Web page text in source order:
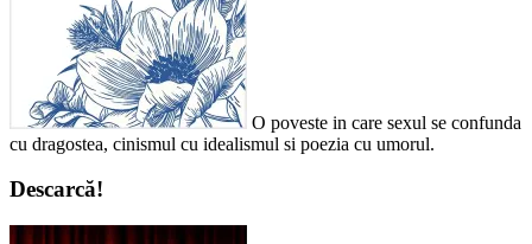
O poveste in care sexul se confunda
cu dragostea, cinismul cu idealismul si poezia cu umorul.
Descarcă!